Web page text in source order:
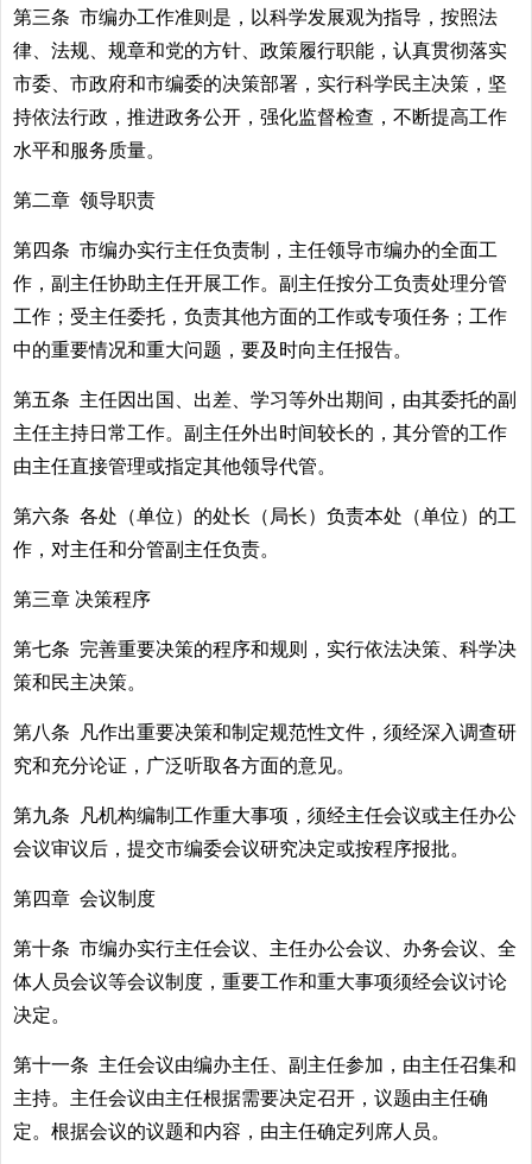
第三条 市编办工作准则是，以科学发展观为指导，按照法
律、法规、规章和党的方针、政策履行职能，认真贯彻落实
市委、市政府和市编委的决策部署，实行科学民主决策，坚
持依法行政，推进政务公开，强化监督检查，不断提高工作
水平和服务质量。
第二章 领导职责
第四条 市编办实行主任负责制，主任领导市编办的全面工
作，副主任协助主任开展工作。副主任按分工负责处理分管
工作；受主任委托，负责其他方面的工作或专项任务；工作
中的重要情况和重大问题，要及时向主任报告。
第五条 主任因出国、出差、学习等外出期间，由其委托的副
主任主持日常工作。副主任外出时间较长的，其分管的工作
由主任直接管理或指定其他领导代管。
第六条 各处（单位）的处长（局长）负责本处（单位）的工
作，对主任和分管副主任负责。
第三章 决策程序
第七条 完善重要决策的程序和规则，实行依法决策、科学决
策和民主决策。
第八条 凡作出重要决策和制定规范性文件，须经深入调查研
究和充分论证，广泛听取各方面的意见。
第九条 凡机构编制工作重大事项，须经主任会议或主任办公
会议审议后，提交市编委会议研究决定或按程序报批。
第四章 会议制度
第十条 市编办实行主任会议、主任办公会议、办务会议、全
体人员会议等会议制度，重要工作和重大事项须经会议讨论
决定。
第十一条 主任会议由编办主任、副主任参加，由主任召集和
主持。主任会议由主任根据需要决定召开，议题由主任确
定。根据会议的议题和内容，由主任确定列席人员。